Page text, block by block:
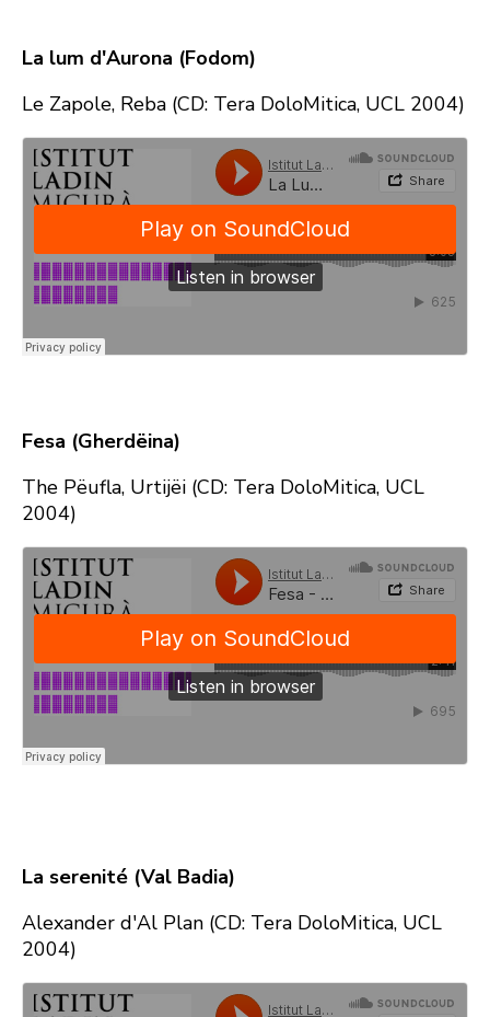
La lum d'Aurona (Fodom)
Le Zapole, Reba (CD: Tera DoloMitica, UCL 2004)
Fesa (Gherdëina)
The Pëufla, Urtijëi (CD: Tera DoloMitica, UCL
2004)
La serenité (Val Badia)
Alexander d'Al Plan (CD: Tera DoloMitica, UCL
2004)